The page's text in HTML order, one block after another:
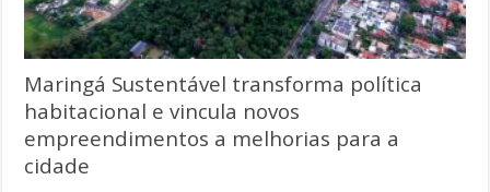
Maringá Sustentável transforma política
habitacional e vincula novos
empreendimentos a melhorias para a
cidade